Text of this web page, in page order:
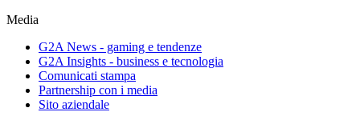
Media
G2A News - gaming e tendenze
G2A Insights - business e tecnologia
Comunicati stampa
Partnership con i media
Sito aziendale